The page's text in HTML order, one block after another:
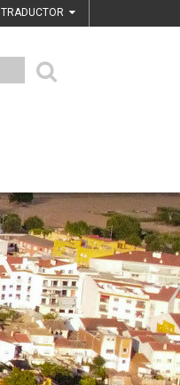
TRADUCTOR